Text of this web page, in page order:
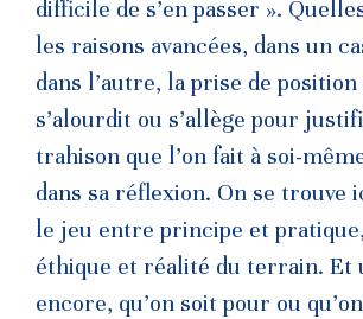
difficile de s’en passer ».
les raisons avancées, dans un
dans l’autre, la prise de
s’alourdit ou s’allège pour
trahison que l’on fait à soi-
dans sa réflexion. On se trouve
le jeu entre principe et
éthique et réalité du terrain. Et
encore, qu’on soit pour ou